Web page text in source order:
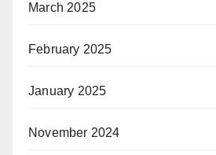
March 2025
February 2025
January 2025
November 2024